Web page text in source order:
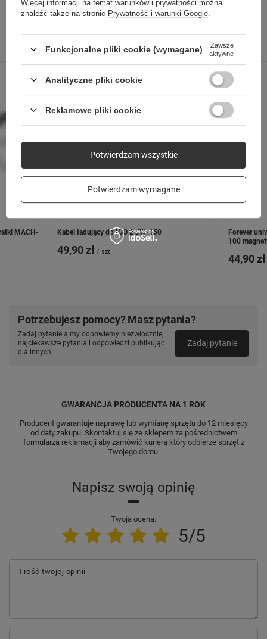
Poprzedni z tej kategorii
MACH- Kabel ładujący do IGO 2 JW-150
49,90 zł / szt.
Forever
100
44,90 zł
Następny z tej kategorii
Potrzebujesz pomocy? Masz pytania?
Zadaj pytanie a my odpowiemy niezwłocznie,
najciekawsze pytania i odpowiedzi publikując
dla innych.
Zadaj pytanie
GWARANCJA PRODUCENTA NA 1 ROK
Producent gwarantuje naprawę lub wymianę sprzętu do 12 miesięcy
od daty zakupu. Skontaktuj się ze sklepem za pośrednictwem
formularza reklamacji aby zamówić kuriera który odbierze sprzęt z
Twojego domu.
Napisz swoją opinię
Twoja ocena:
5/5
Treść twojej opinii
Więcej informacji na temat warunków i prywatności można
znaleźć także na stronie Prywatność i warunki Google
Funkcjonalne pliki cookie (wymagane)
Zawsze
aktywne
Analityczne pliki cookie
Reklamowe pliki cookie
Potwierdzam wymagane
Potwierdzam wszystkie